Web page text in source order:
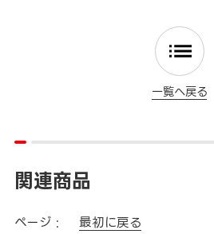
一覧へ戻る
関連商品
ページ : 最初に戻る